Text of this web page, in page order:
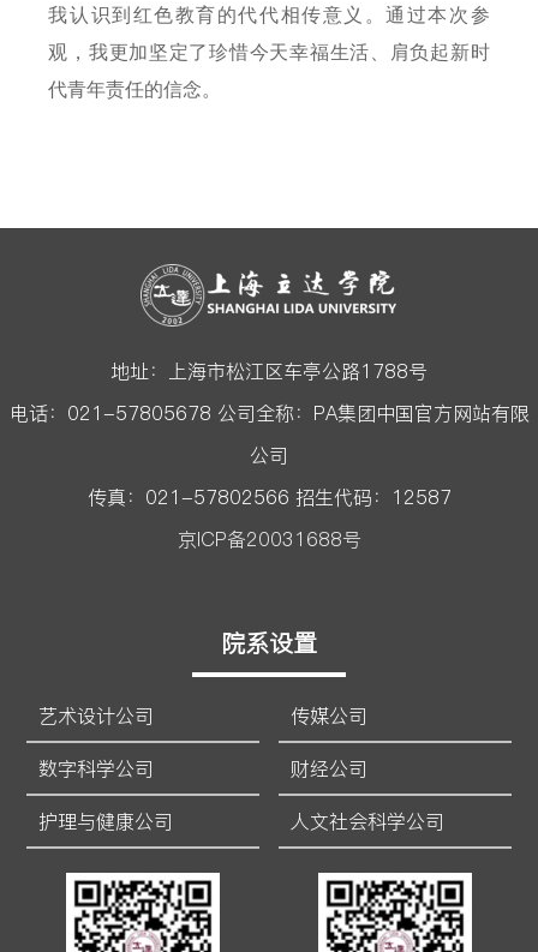
我认识到红色教育的代代相传意义。通过本次参
观，我更加坚定了珍惜今天幸福生活、肩负起新时
代青年责任的信念。
地址：上海市松江区车亭公路1788号
电话：021-57805678 公司全称：PA集团中国官方网站有限
公司
传真：021-57802566 招生代码：12587
京ICP备20031688号
院系设置
艺术设计公司
传媒公司
数字科学公司
财经公司
护理与健康公司
人文社会科学公司